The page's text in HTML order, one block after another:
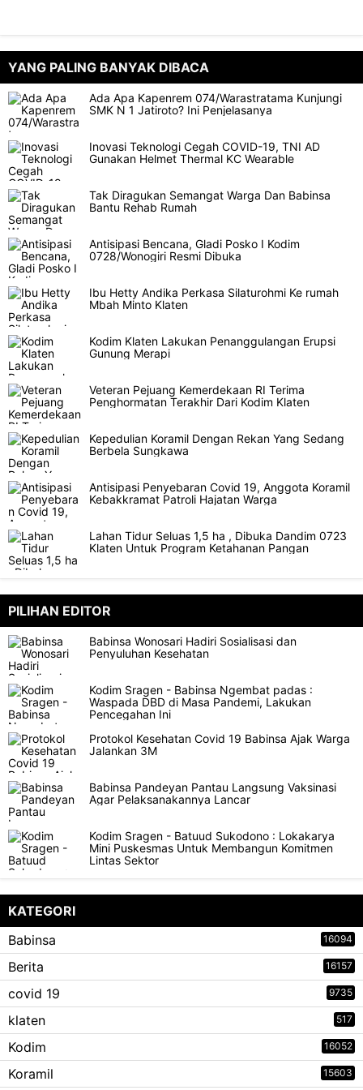
YANG PALING BANYAK DIBACA
Ada Apa Kapenrem 074/Warastratama Kunjungi
SMK N 1 Jatiroto? Ini Penjelasanya
Inovasi Teknologi Cegah COVID-19, TNI AD
Gunakan Helmet Thermal KC Wearable
Tak Diragukan Semangat Warga Dan Babinsa
Bantu Rehab Rumah
Antisipasi Bencana, Gladi Posko I Kodim
0728/Wonogiri Resmi Dibuka
Ibu Hetty Andika Perkasa Silaturohmi Ke rumah
Mbah Minto Klaten
Kodim Klaten Lakukan Penanggulangan Erupsi
Gunung Merapi
Veteran Pejuang Kemerdekaan RI Terima
Penghormatan Terakhir Dari Kodim Klaten
Kepedulian Koramil Dengan Rekan Yang Sedang
Berbela Sungkawa
Antisipasi Penyebaran Covid 19, Anggota Koramil
Kebakkramat Patroli Hajatan Warga
Lahan Tidur Seluas 1,5 ha , Dibuka Dandim 0723
Klaten Untuk Program Ketahanan Pangan
PILIHAN EDITOR
Babinsa Wonosari Hadiri Sosialisasi dan
Penyuluhan Kesehatan
Kodim Sragen - Babinsa Ngembat padas :
Waspada DBD di Masa Pandemi, Lakukan
Pencegahan Ini
Protokol Kesehatan Covid 19 Babinsa Ajak Warga
Jalankan 3M
Babinsa Pandeyan Pantau Langsung Vaksinasi
Agar Pelaksanakannya Lancar
Kodim Sragen - Batuud Sukodono : Lokakarya
Mini Puskesmas Untuk Membangun Komitmen
Lintas Sektor
KATEGORI
Babinsa
16094
Berita 16157
covid 19 9735
klaten 517
Kodim 16052
Koramil 15603